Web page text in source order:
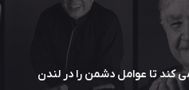
کند تا عوامل دشمن را در لندن